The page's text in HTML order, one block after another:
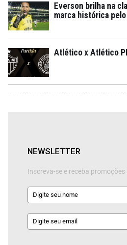
Everson brilha na
marca histórica pelo
Atlético x Atlético
NEWSLETTER
Inscreva-se e receba